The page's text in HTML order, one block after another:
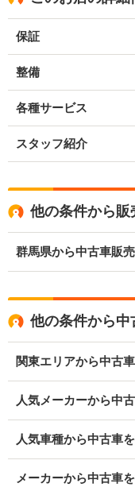
保証
整備
各種サービス
スタッフ紹介
他の条件から販
群馬県から中古車販
他の条件から中
関東エリアから中古
人気メーカーから中
人気車種から中古車
メーカーから中古車